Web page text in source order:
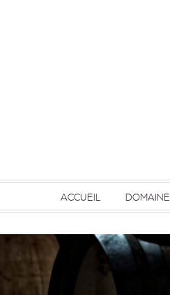
ACCUEIL DOMAINE